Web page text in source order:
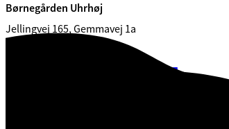
Børnegården Uhrhøj
Jellingvej 165, Gemmavej 1a